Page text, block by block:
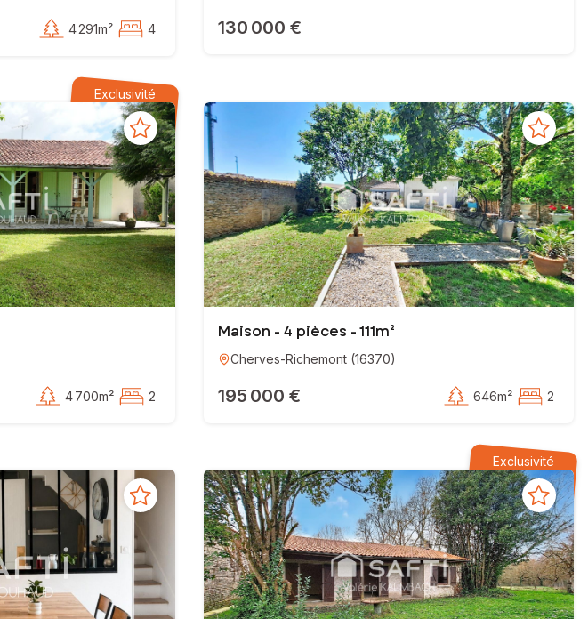
4 291m² 4 130 000 €
Exclusivité
4 700m² 2
Maison - 4 pièces - 111m²
Cherves-Richemont (16370)
195 000 € 646m² 2
Exclusivité